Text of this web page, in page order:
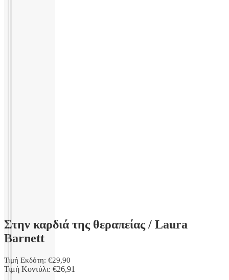
Στην καρδιά της θεραπείας / Laura
Barnett
Τιμή Εκδότη: €29,90
Τιμή Κοντύλι: €26,91